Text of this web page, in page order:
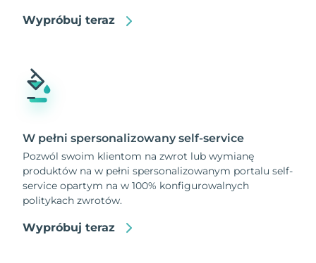
Wypróbuj teraz
W pełni spersonalizowany self-service
Pozwól swoim klientom na zwrot lub wymianę
produktów na w pełni spersonalizowanym portalu self-
service opartym na w 100% konfigurowalnych
politykach zwrotów.
Wypróbuj teraz